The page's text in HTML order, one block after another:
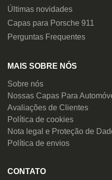
Últimas novidades
Capas para Porsche 911
Perguntas Frequentes
MAIS SOBRE NÓS
Sobre nós
Nossas Capas Para
Avaliações de Clientes
Política de cookies
Nota legal e Proteção de
Política de envios
CONTATO